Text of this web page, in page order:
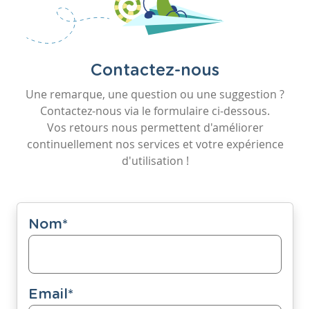
Contactez-nous
Une remarque, une question ou une suggestion ?
Contactez-nous via le formulaire ci-dessous.
Vos retours nous permettent d'améliorer
continuellement nos services et votre expérience
d'utilisation !
Nom*
Email*